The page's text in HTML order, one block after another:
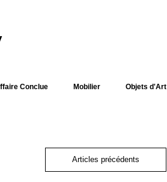
Conclue Mobilier Objets d'Art
Articles précédents